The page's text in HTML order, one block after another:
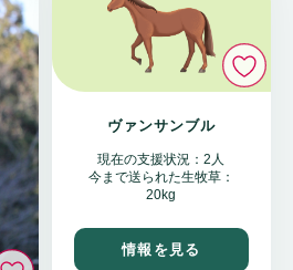
いいね
ヴァンサンブル
現在の支援状況：2人
今まで送られた生牧草：
20kg
情報を見る